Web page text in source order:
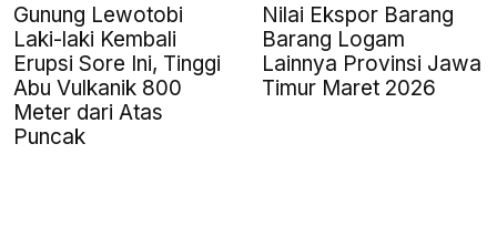
Gunung Lewotobi
Laki-laki Kembali
Erupsi Sore Ini, Tinggi
Abu Vulkanik 800
Meter dari Atas
Puncak
Nilai Ekspor Barang
Barang Logam
Lainnya Provinsi Jawa
Timur Maret 2026